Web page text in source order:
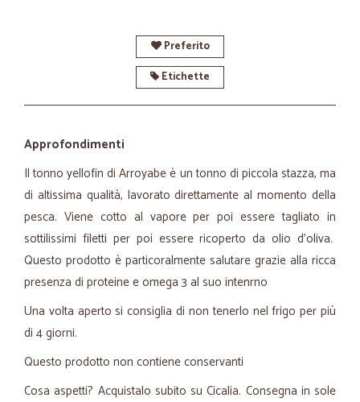
Preferito
Etichette
Approfondimenti
Il tonno yellofin di Arroyabe è un tonno di piccola stazza, ma
di altissima qualità, lavorato direttamente al momento della
pesca. Viene cotto al vapore per poi essere tagliato in
sottilissimi filetti per poi essere ricoperto da olio d'oliva.
Questo prodotto è particoralmente salutare grazie alla ricca
presenza di proteine e omega 3 al suo intenrno
Una volta aperto si consiglia di non tenerlo nel frigo per più
di 4 giorni.
Questo prodotto non contiene conservanti
Cosa aspetti? Acquistalo subito su Cicalia. Consegna in sole